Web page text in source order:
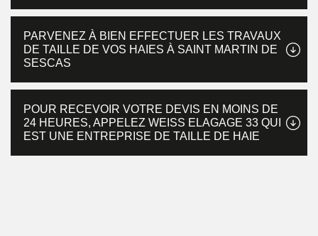
PARVENEZ À BIEN EFFECTUER LES TRAVAUX
DE TAILLE DE VOS HAIES À SAINT MARTIN DE
SESCAS
POUR RECEVOIR VOTRE DEVIS EN MOINS DE
24 HEURES, APPELEZ WEISS ELAGAGE 33 QUI
EST UNE ENTREPRISE DE TAILLE DE HAIE